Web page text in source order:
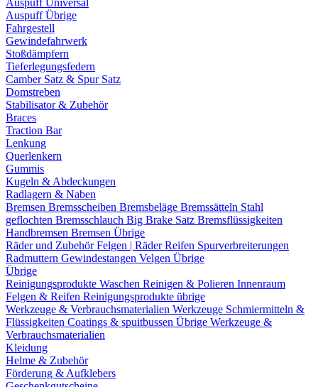
Auspuff Universal
Auspuff Übrige
Fahrgestell
Gewindefahrwerk
Stoßdämpfern
Tieferlegungsfedern
Camber Satz & Spur Satz
Domstreben
Stabilisator & Zubehör
Braces
Traction Bar
Lenkung
Querlenkern
Gummis
Kugeln & Abdeckungen
Radlagern & Naben
Bremsen Bremsscheiben Bremsbeläge Bremssätteln Stahl
geflochten Bremsschlauch Big Brake Satz Bremsflüssigkeiten
Handbremsen Bremsen Übrige
Räder und ZubehörFelgen | RäderReifen Spurverbreiterungen
Radmuttern Gewindestangen Velgen Übrige
Übrige
Reinigungsprodukte Waschen Reinigen & Polieren Innenraum
Felgen & Reifen Reinigungsprodukte übrige
Werkzeuge & Verbrauchsmaterialien Werkzeuge Schmiermitteln &
Flüssigkeiten Coatings & spuitbussen Übrige Werkzeuge &
Verbrauchsmaterialien
Kleidung
Helme & Zubehör
Förderung & Aufklebers